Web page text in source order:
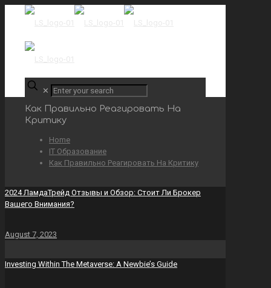
✕
Как Правильно Реагировать На
Критику
Home
IT Образование
Как Правильно Реагировать На Критику
2024 ЛамдаТрейд Отзывы и Обзор: Стоит Ли Брокер
Вашего Внимания?
August 7, 2023
Investing Within The Metaverse: A Newbie’s Guide